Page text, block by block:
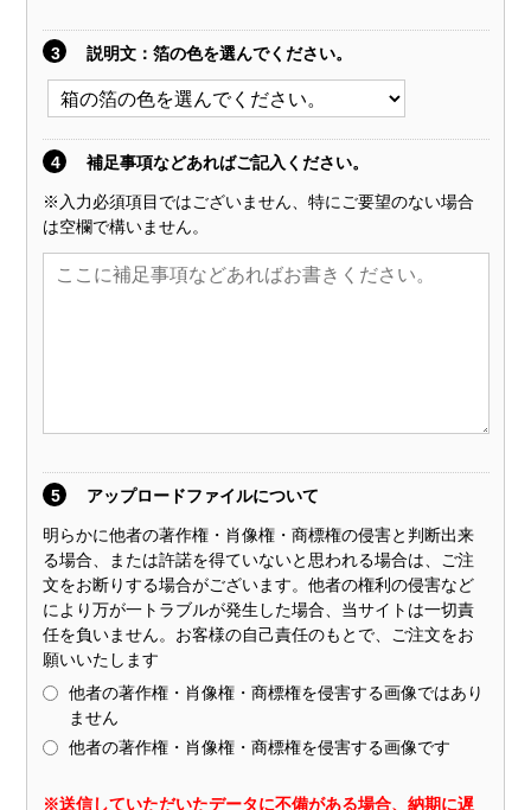
3 説明文 ：箔の色を選んでください。
4 補足事項などあればご記入ください。
※入力必須項目ではございません、特にご要望のない場合
は空欄で構いません。
5 アップロードファイルについて
明らかに他者の著作権・肖像権・商標権の侵害と判断出来
る場合、または許諾を得ていないと思われる場合は、ご注
文をお断りする場合がございます。他者の権利の侵害など
により万が一トラブルが発生した場合、当サイトは一切責
任を負いません。お客様の自己責任のもとで、ご注文をお
願いいたします
他者の著作権・肖像権・商標権を侵害する画像ではあり
ません
他者の著作権・肖像権・商標権を侵害する画像です
※送信していただいたデータに不備がある場合、納期に遅